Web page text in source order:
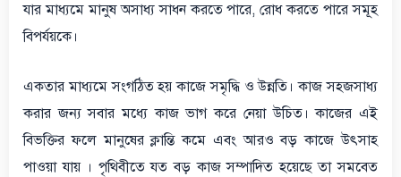
যার মাধ্যমে মানুষ অসাধ্য সাধন করতে পারে, রোধ করতে পারে সমূহ
বিপর্যয়কে।
একতার মাধ্যমে সংগঠিত হয় কাজে সমৃদ্ধি ও উন্নতি। কাজ সহজসাধ্য
করার জন্য সবার মধ্যে কাজ ভাগ করে নেয়া উচিত। কাজের এই
বিভক্তির ফলে মানুষের ক্লান্তি কমে এবং আরও বড় কাজে উৎসাহ
পাওয়া যায় । পৃথিবীতে যত বড় কাজ সম্পাদিত হয়েছে তা সমবেত